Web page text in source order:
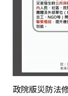
政院版災防法